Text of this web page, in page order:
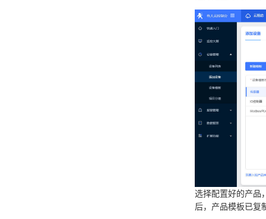
选择配置好的产品
后，产品模板已复